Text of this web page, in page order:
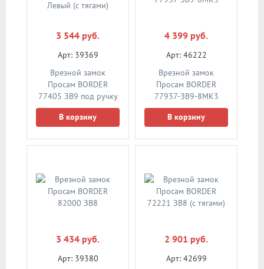
3 544 руб.
Арт: 39369
Врезной замок
Просам BORDER
77405 ЗВ9 под ручку
Левый (с тягами)
В корзину
4 399 руб.
Арт: 46222
Врезной замок
Просам BORDER
77937-ЗВ9-8МК3
В корзину
3 434 руб.
Арт: 39380
2 901 руб.
Арт: 42699